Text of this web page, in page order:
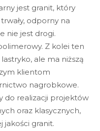
jest granit, który
odporny na
nie jest drogi.
Z kolei ten
ale ma niższą
klientom
nagrobkowe.
do realizacji projektów
oraz klasycznych,
jakości granit.